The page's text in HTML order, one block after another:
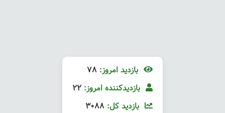
بازدید امروز:
بازدیدکننده امروز:
بازدید کل: